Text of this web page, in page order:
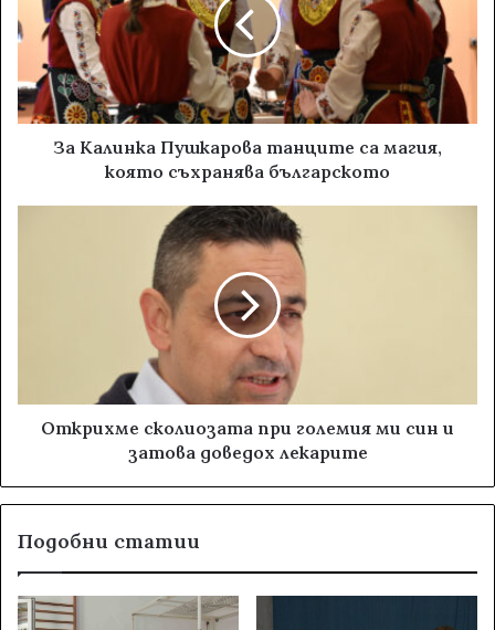
За Калинка Пушкарова танците са магия,
която съхранява българското
Открихме сколиозата при големия ми син и
затова доведох лекарите
Подобни статии